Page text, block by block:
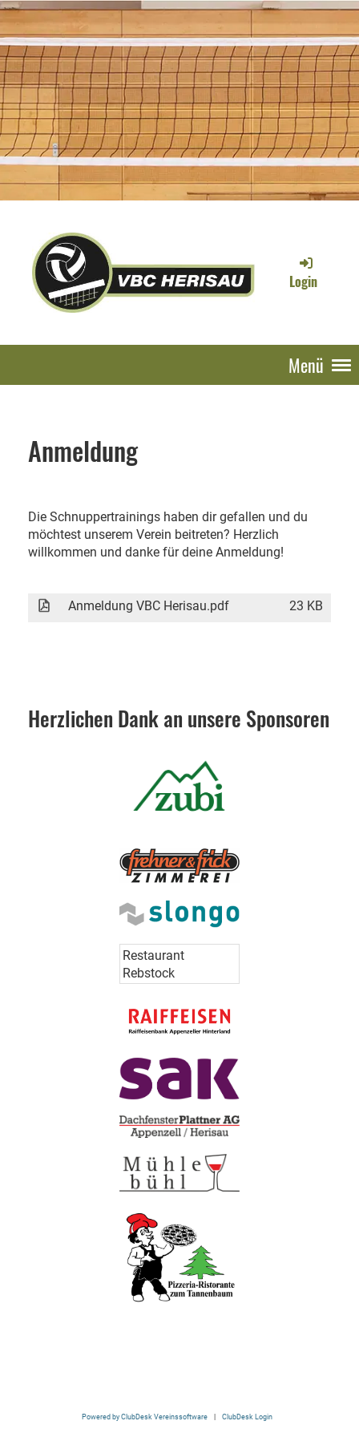
Login
Menü
Anmeldung
Die Schnuppertrainings haben dir gefallen und du
möchtest unserem Verein beitreten? Herzlich
willkommen und danke für deine Anmeldung!
Anmeldung VBC Herisau.pdf 23 KB
Herzlichen Dank an unsere Sponsoren
Restaurant
Rebstock
Powered by ClubDesk Vereinssoftware | ClubDesk Login